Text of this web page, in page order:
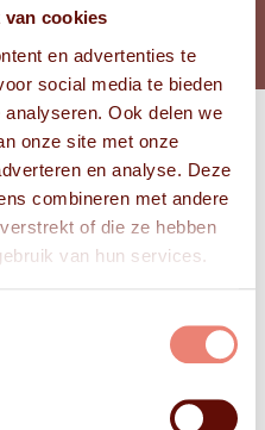
van cookies
en advertenties te
social media te bieden
Ook delen we
onze site met onze
en analyse. Deze
combineren met andere
of die ze hebben
van hun services.